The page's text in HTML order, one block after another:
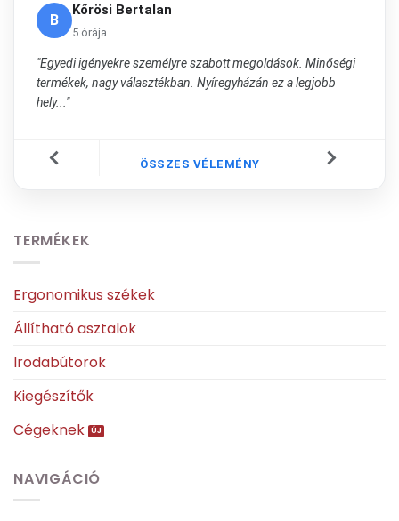
B
Kőrösi Bertalan
5 órája
"Egyedi igényekre személyre szabott megoldások. Minőségi
termékek, nagy választékban. Nyíregyházán ez a legjobb
hely..."
ÖSSZES VÉLEMÉNY
TERMÉKEK
Ergonomikus székek
Állítható asztalok
Irodabútorok
Kiegészítők
Cégeknek
NAVIGÁCIÓ